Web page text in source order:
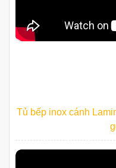
Tủ bếp inox cánh